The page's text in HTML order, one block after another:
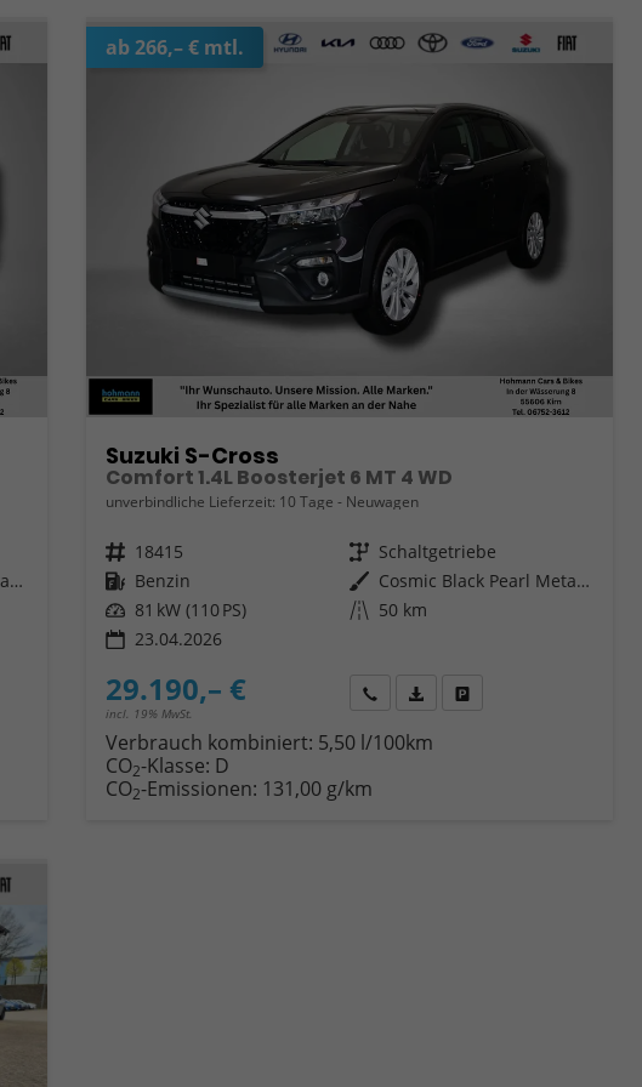
Cosmic Black Pearl Metallic
ab 266,– € mtl.
Suzuki S-Cross
Comfort 1.4L Boosterjet 6 MT 4 WD
unverbindliche Lieferzeit: 10 Tage Neuwagen
Fahrzeugnr. 18415 Getriebe Schaltgetriebe
Kraftstoff Benzin Außenfarbe
Cosmic Black Pearl Metallic
Leistung 81 kW (110 PS) Kilometerstand 50 km
23.04.2026
29.190,– €
incl. 19% MwSt.
Wir rufen Sie an
Fahrzeugexposé (PDF)
Fahrzeug parken
Verbrauch kombiniert: 5,50 l/100km
CO2-Klasse: D
CO2-Emissionen: 131,00 g/km